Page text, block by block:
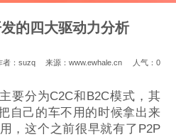
的四大驱动力分析
者：suzq 来源：www.ewhale.cn 人气： 0
要分为C2C和B2C模式，其
自己的车不用的时候拿出来
，这个之前很早就有了P2P